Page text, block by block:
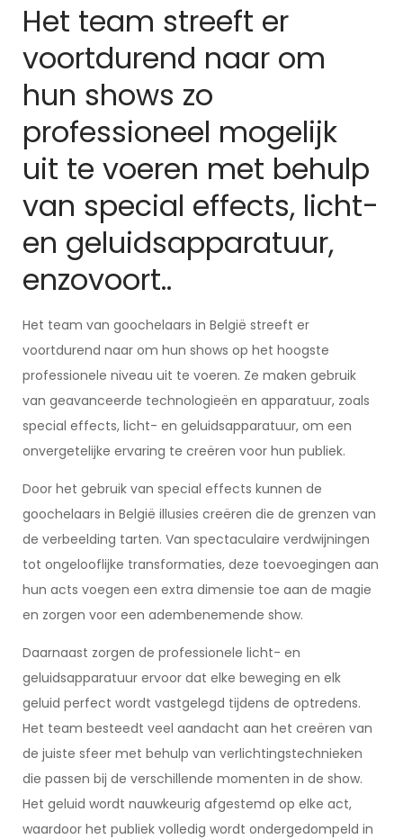
Het team streeft er
voortdurend naar om
hun shows zo
professioneel mogelijk
uit te voeren met behulp
van special effects, licht-
en geluidsapparatuur,
enzovoort..
Het team van goochelaars in België streeft er
voortdurend naar om hun shows op het hoogste
professionele niveau uit te voeren. Ze maken gebruik
van geavanceerde technologieën en apparatuur, zoals
special effects, licht- en geluidsapparatuur, om een
onvergetelijke ervaring te creëren voor hun publiek.
Door het gebruik van special effects kunnen de
goochelaars in België illusies creëren die de grenzen van
de verbeelding tarten. Van spectaculaire verdwijningen
tot ongelooflijke transformaties, deze toevoegingen aan
hun acts voegen een extra dimensie toe aan de magie
en zorgen voor een adembenemende show.
Daarnaast zorgen de professionele licht- en
geluidsapparatuur ervoor dat elke beweging en elk
geluid perfect wordt vastgelegd tijdens de optredens.
Het team besteedt veel aandacht aan het creëren van
de juiste sfeer met behulp van verlichtingstechnieken
die passen bij de verschillende momenten in de show.
Het geluid wordt nauwkeurig afgestemd op elke act,
waardoor het publiek volledig wordt ondergedompeld in